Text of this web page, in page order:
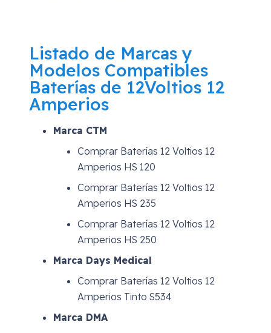
Listado de Marcas y
Modelos Compatibles
Baterías de 12Voltios 12
Amperios
Marca CTM
Comprar Baterías 12 Voltios 12
Amperios HS 120
Comprar Baterías 12 Voltios 12
Amperios HS 235
Comprar Baterías 12 Voltios 12
Amperios HS 250
Marca Days Medical
Comprar Baterías 12 Voltios 12
Amperios Tinto S534
Marca DMA